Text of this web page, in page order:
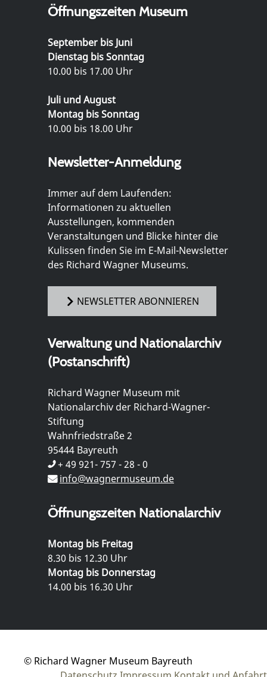
Öffnungszeiten Museum
September bis Juni
Dienstag bis Sonntag
10.00 bis 17.00 Uhr
Juli und August
Montag bis Sonntag
10.00 bis 18.00 Uhr
Newsletter-Anmeldung
Immer auf dem Laufenden:
Informationen zu aktuellen
Ausstellungen, kommenden
Veranstaltungen und Blicke hinter die
Kulissen finden Sie im E-Mail-Newsletter
des Richard Wagner Museums.
NEWSLETTER ABONNIEREN
Verwaltung und Nationalarchiv
(Postanschrift)
Richard Wagner Museum mit
Nationalarchiv der Richard-Wagner-
Stiftung
Wahnfriedstraße 2
95444 Bayreuth
+ 49 921- 757 - 28 - 0
info@wagnermuseum.de
Öffnungszeiten Nationalarchiv
Montag bis Freitag
8.30 bis 12.30 Uhr
Montag bis Donnerstag
14.00 bis 16.30 Uhr
© Richard Wagner Museum Bayreuth